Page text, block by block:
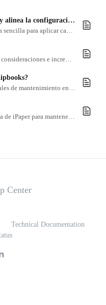
Configuración Heredada: Cambia y alinea la configuración de tus flipbooks eficientemente
La configuración heredada es una forma sencilla para aplicar cambios a flipbooks ubicados en diferentes carpetas y subcarpetas.
El nombra importa. Ten en cuenta estas consideraciones e incrementa la relevancia para SEO de tu Flipbook.
Aprende a realizar las funciones esenciales de mantenimiento en tu cuenta de iPaper para asegurarte de mantener solo lo que es relevante.
Aprende a crear una carpeta en tu cuenta de iPaper para mantener tus flipbooks organizados.
Technical Documentation